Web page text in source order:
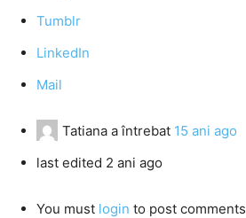
Tumblr
LinkedIn
Mail
Tatiana a întrebat 15 ani ago
last edited 2 ani ago
You must login to post comments